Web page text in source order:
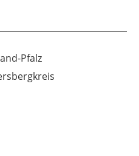
Pfalz